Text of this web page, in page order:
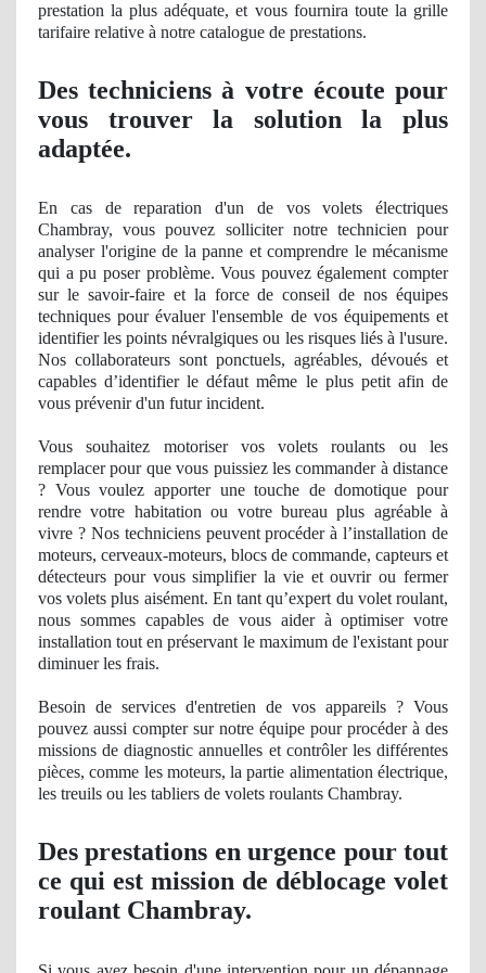
prestation la plus adéquate, et vous fournira toute la grille
tarifaire relative à notre catalogue de prestations.
Des techniciens à votre écoute pour
vous trouver la solution la plus
adaptée.
En cas de reparation d'un de vos volets électriques
Chambray, vous pouvez solliciter notre technicien pour
analyser l'origine de la panne et comprendre le mécanisme
qui a pu poser problème. Vous pouvez également compter
sur le savoir-faire et la force de conseil de noséquipes
techniques pour évaluer l'ensemble de vos équipements et
identifier les points névralgiques ou les risques liés à l'usure.
Nos collaborateurs sont ponctuels, agréables, dévoués et
capables d’identifier le défaut même le plus petit afin de
vous prévenir d'un futurincident.
Vous souhaitez motoriser vos volets roulants ou les
remplacer pour que vous puissiez les commander à distance
? Vous voulez apporter une touche de domotique pour
rendre votre habitation ou votre bureau plus agréable à
vivre ? Nos techniciens peuvent procéder à l’installation de
moteurs, cerveaux-moteurs, blocs de commande, capteurs et
détecteurs pour vous simplifier la vie et ouvrir ou fermer
vos volets plus aisément. En tant qu’expert du volet roulant,
nous sommes capables de vous aider à optimiser votre
installation tout en préservant le maximum de l'existant pour
diminuer les frais.
Besoin de services d'entretien de vos appareils ? Vous
pouvez aussi compter sur notre équipe pour procéder à des
missionsde diagnostic annuelles et contrôler les différentes
pièces, comme les moteurs, la partie alimentation électrique,
les treuils ou les tabliers de volets roulants Chambray.
Des prestations en urgence pour tout
ce qui est mission de déblocage volet
roulant Chambray.